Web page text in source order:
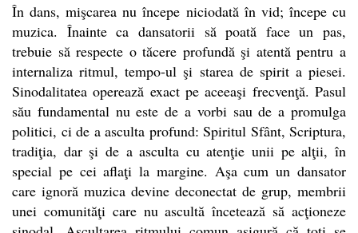
În dans, mişcarea nu începe niciodată în vid; începe cu
muzica. Înainte ca dansatorii să poată face un pas,
trebuie să respecte o tăcere profundă şi atentă pentru a
internaliza ritmul, tempo-ul şi starea de spirit a piesei.
Sinodalitatea operează exact pe aceeaşi frecvenţă. Pasul
său fundamental nu este de a vorbi sau de a promulga
politici, ci de a asculta profund: Spiritul Sfânt, Scriptura,
tradiţia, dar şi de a asculta cu atenţie unii pe alţii, în
special pe cei aflaţi la margine. Aşa cum un dansator
care ignoră muzica devine deconectat de grup, membrii
unei comunităţi care nu ascultă încetează să acţioneze